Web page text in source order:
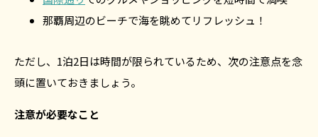
那覇周辺のビーチで海を眺めてリフレッシュ！
ただし、1泊2日は時間が限られているため、次の注意点を念
頭に置いておきましょう。
注意が必要なこと